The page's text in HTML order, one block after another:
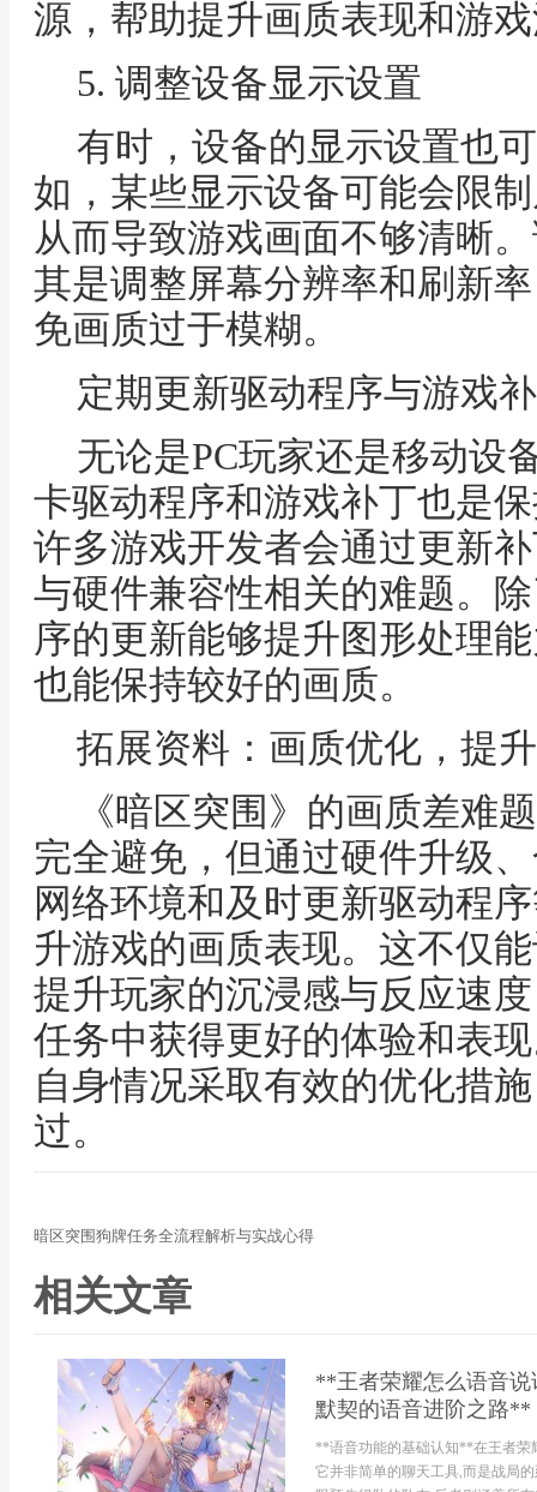
源，帮助提升画质表现和游
5. 调整设备显示设置
有时，设备的显示设置也
如，某些显示设备可能会限
从而导致游戏画面不够清晰
其是调整屏幕分辨率和刷新
免画质过于模糊。
定期更新驱动程序与游戏
无论是PC玩家还是移动设
卡驱动程序和游戏补丁也是
许多游戏开发者会通过更新
与硬件兼容性相关的难题。
序的更新能够提升图形处理
也能保持较好的画质。
拓展资料：画质优化，提
《暗区突围》的画质差难
完全避免，但通过硬件升级
网络环境和及时更新驱动程
升游戏的画质表现。这不仅
提升玩家的沉浸感与反应速
任务中获得更好的体验和表
自身情况采取有效的优化措
过。
暗区突围狗牌任务全流程解析与实战心得
相关文章
**王者荣耀怎么语音
默契的语音进阶之路**
**语音功能的基础认知**在王者荣
它并非简单的聊天工具,而是战局